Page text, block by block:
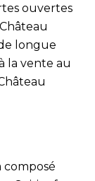
ouvertes
longue
la vente au
composé